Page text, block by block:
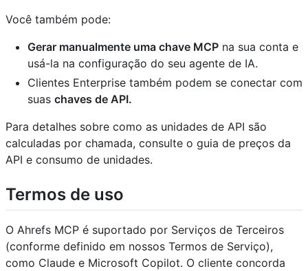
Você também pode:
Gerar manualmente uma chave MCP na sua conta e
usá-la na configuração do seu agente de IA.
Clientes Enterprise também podem se conectar com
suas chaves de API.
Para detalhes sobre como as unidades de API são
calculadas por chamada, consulte o guia de preços da
API e consumo de unidades.
Termos de uso
O Ahrefs MCP é suportado por Serviços de Terceiros
(conforme definido em nossos Termos de Serviço),
como Claude e Microsoft Copilot. O cliente concorda